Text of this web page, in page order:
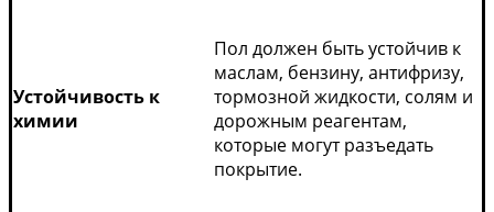
Устойчивость к
химии
Пол должен быть устойчив к
маслам, бензину, антифризу,
тормозной жидкости, солям и
дорожным реагентам,
которые могут разъедать
покрытие.